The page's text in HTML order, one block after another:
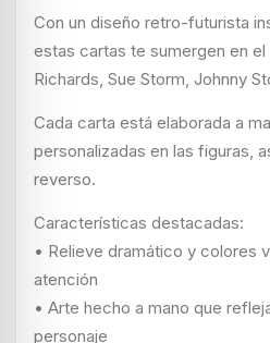
Con un diseño retro-futurista
estas cartas te sumergen en
Richards, Sue Storm, Johnny
Cada carta está elaborada a
personalizadas en las figuras,
reverso.
Características destacadas:
• Relieve dramático y colores
atención
• Arte hecho a mano que
personaje